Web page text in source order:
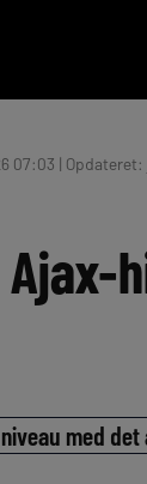
07:03 |
Ajax-
med